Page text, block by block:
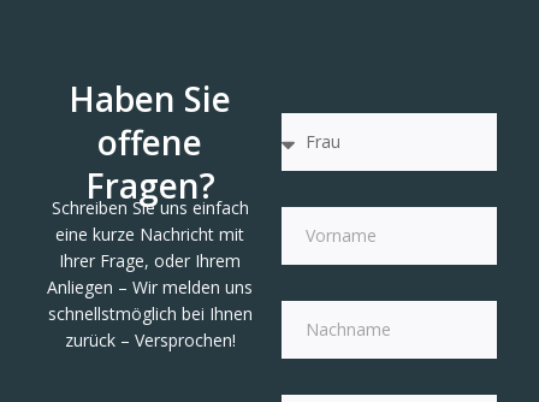
Haben Sie
offene
Fragen?
Schreiben Sie uns einfach
eine kurze Nachricht mit
Ihrer Frage, oder Ihrem
Anliegen – Wir melden uns
schnellstmöglich bei Ihnen
zurück – Versprochen!